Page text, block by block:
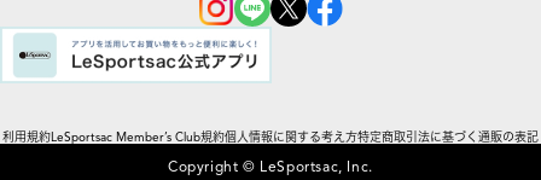
利用規約LeSportsac Member’s Club規約個人情報に関する考え方特定商取引法に基づく通販の表記
Copyright © LeSportsac, Inc.